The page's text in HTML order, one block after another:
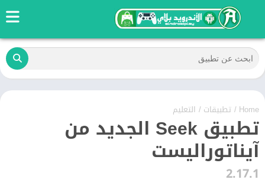
Home
/ تطبيقات / التعليم
تطبيق Seek الجديد من
آيناتوراليست
2.17.1